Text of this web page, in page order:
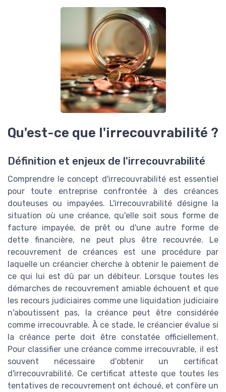
Qu'est-ce que l'irrecouvrabilité ?
Définition et enjeux de l'irrecouvrabilité
Comprendre le concept d'irrecouvrabilité est essentiel
pour toute entreprise confrontée à des créances
douteuses ou impayées. L'irrecouvrabilité désigne la
situation où une créance, qu'elle soit sous forme de
facture impayée, de prêt ou d'une autre forme de
dette financière, ne peut plus être recouvrée. Le
recouvrement de créances est une procédure par
laquelle un créancier cherche à obtenir le paiement de
ce qui lui est dû par un débiteur. Lorsque toutes les
démarches de recouvrement amiable échouent et que
les recours judiciaires comme une liquidation judiciaire
n'aboutissent pas, la créance peut être considérée
comme irrecouvrable. À ce stade, le créancier évalue si
la créance perte doit être constatée officiellement.
Pour classifier une créance comme irrecouvrable, il est
souvent nécessaire d'obtenir un certificat
d'irrecouvrabilité. Ce certificat atteste que toutes les
tentatives de recouvrement ont échoué, et confère un